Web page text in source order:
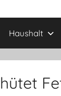
Haushalt